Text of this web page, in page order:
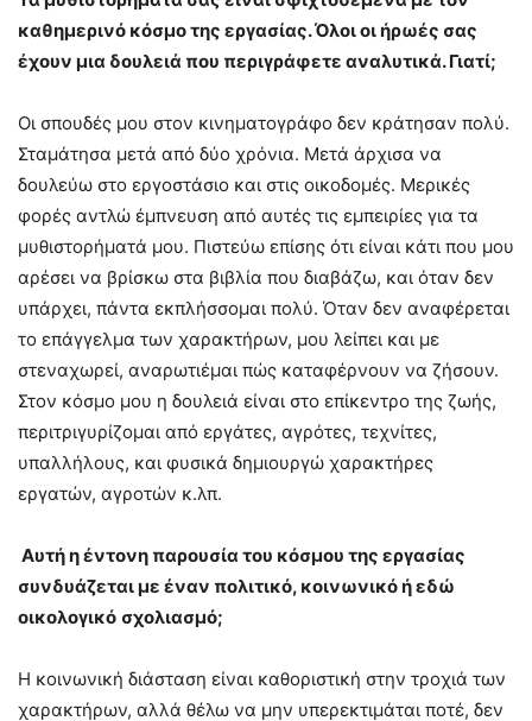
καθημερινό κόσμο της εργασίας.Όλοι οι ήρωές σας
έχουν μια δουλειά που περιγράφετε αναλυτικά. Γιατί;
Οι σπουδές μου στον κινηματογράφο δεν κράτησαν πολύ.
Σταμάτησα μετά από δύο χρόνια. Μετά άρχισα να
δουλεύω στο εργοστάσιο και στις οικοδομές. Μερικές
φορές αντλώ έμπνευση από αυτές τις εμπειρίες για τα
μυθιστορήματά μου. Πιστεύω επίσης ότι είναι κάτι που μου
αρέσει να βρίσκω στα βιβλία που διαβάζω, και όταν δεν
υπάρχει, πάντα εκπλήσσομαι πολύ. Όταν δεν αναφέρεται
το επάγγελμα των χαρακτήρων, μου λείπει και με
στεναχωρεί, αναρωτιέμαι πώς καταφέρνουν να ζήσουν.
Στον κόσμο μου η δουλειά είναι στο επίκεντρο της ζωής,
περιτριγυρίζομαι από εργάτες, αγρότες, τεχνίτες,
υπαλλήλους, και φυσικά δημιουργώ χαρακτήρες
εργατών, αγροτών κ.λπ.
Αυτή η έντονη παρουσία του κόσμου της εργασίας
συνδυάζεται με έναν πολιτικό, κοινωνικόή εδώ
οικολογικό σχολιασμό;
Η κοινωνική διάσταση είναι καθοριστική στην τροχιά των
χαρακτήρων, αλλά θέλω να μην υπερεκτιμάται ποτέ, δεν